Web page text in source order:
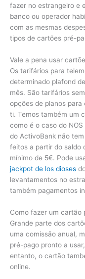
fazer no estrangeiro e
banco ou operador
com as mesmas
tipos de cartões pré-
Vale a pena usar
Os tarifários para
determinado plafond
mês. São tarifários
opções de planos para
ti. Temos também um
como é o caso do
do ActivoBank não
feitos a partir do saldo
mínimo de 5€. Pode
jackpot de los dioses
levantamentos no
também pagamentos
Como fazer um cartão
Grande parte dos
uma comissão anual,
pré-pago pronto a
entanto, o cartão
online.